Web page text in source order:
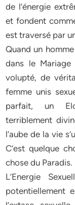
de l’énergie
et fondent
est traversé par
Quand un
dans le
volupté, de
femme unis
parfait, un
terriblement
l’aube de la vie
C’est quelque
chose du Paradis.
L’Energie
potentiellement